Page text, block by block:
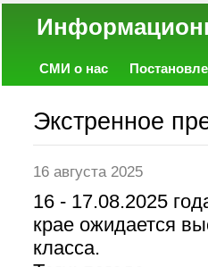
СМИ о нас
Экстренное
16 августа 2025
16 - 17.08.2025
крае ожидается
класса.